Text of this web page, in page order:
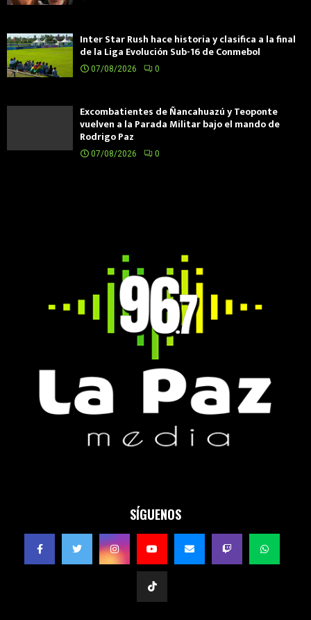
Inter Star Rush hace historia y clasifica a la final
de la Liga Evolución Sub-16 de Conmebol
07/08/2026 0
Excombatientes de Ñancahuazú y Teoponte
vuelven a la Parada Militar bajo el mando de
Rodrigo Paz
07/08/2026 0
SÍGUENOS